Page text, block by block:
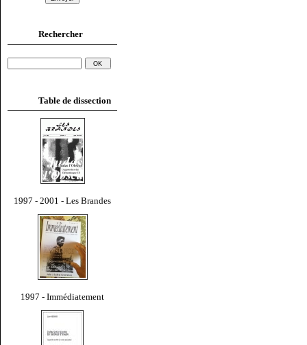
Rechercher
Table de dissection
1997 - 2001 - Les Brandes
1997 - Immédiatement